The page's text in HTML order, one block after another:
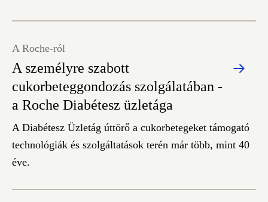
A személyre szabott
cukorbeteggondozás szolgálatában -
a Roche Diabétesz üzletága
A Roche-ról
A Diabétesz Üzletág úttörő a cukorbetegeket támogató
technológiák és szolgáltatások terén már több, mint 40
éve.